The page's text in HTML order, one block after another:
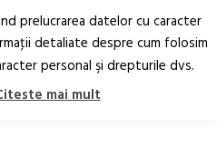
RO EN
prelucrarea datelor cu caracter
detaliate despre cum folosim
personal şi drepturile dvs.
mai mult